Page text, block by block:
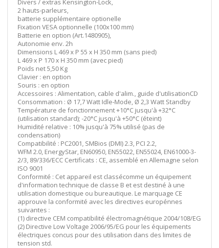
Divers / extras Kensington-Lock,
2 hauts-parleurs,
batterie supplémentaire optionelle
Fixation VESA optionnelle (100x100 mm)
Batterie en option (Art.1480905),
Autonomie env. 2h
Dimensions L 469 x P 55 x H 350 mm (sans pied)
L 469 x P 170 x H 350 mm (avec pied)
Poids net 5,50 Kg
Clavier : en option
Souris : en option
Accessoires : Alimentation, cable d'alim., guide d'utilisationCD
Consommation : Ø 17,7 Watt Idle-Mode, Ø 2,3 Watt Standby
Température de fonctionnement +10°C jusqu'à +32°C
(utilisation standard); -20°C jusqu'à +50°C (éteint)
Humidité relative : 10% jusqu'à 75% utilisé (pas de
condensation)
Compatibilité : PC2001, SMBios (DMI) 2.3, PCI 2.2,
WFM 2.0, EnergyStar, EN60950, EN55022, EN55024, EN61000-3-
2/3, 89/336/ECC Certificats : CE, assemblé en Allemagne selon
ISO 9001
Conformité : Cet appareil est classécomme un équipement
d'information technique de classe B et est destiné à une
utilisation domestique ou bureautique. Le marquage CE
approuve la conformité avec les directives europénnes
suivantes :
(1) directive CEM compatibilité électromagnétique 2004/108/EG
(2) Directive Low Voltage 2006/95/EG pour les équipements
électriques concus pour des utilisation dans des limites de
tension std.